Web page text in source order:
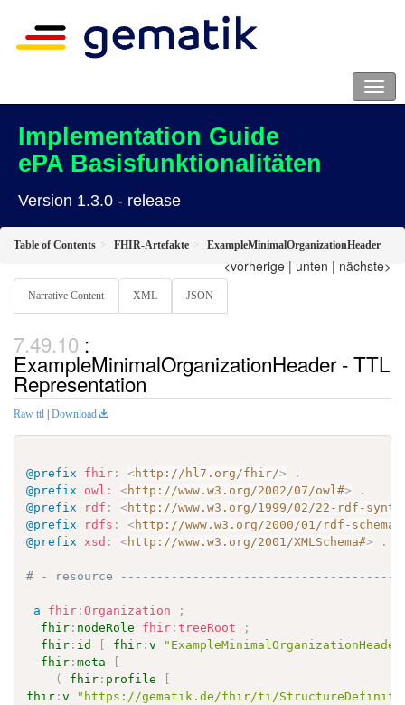
Implementation Guide
ePA Basisfunktionalitäten
Version 1.3.0 - release
Table of Contents FHIR-Artefakte ExampleMinimalOrganizationHeader
<vorherige | unten | nächste>
Narrative Content XML JSON
:
ExampleMinimalOrganizationHeader - TTL
Representation
Raw ttl | Download
@prefix fhir : <http://hl7.org/fhir/>
.
@prefix
owl : <http://www.w3.org/2002/07/owl#>
.
@prefix
rdf : <http://www.w3.org/1999/02/22-rdf-
@prefix
rdfs : <http://www.w3.org/2000/01/rdf-schema#
@prefix
xsd : <http://www.w3.org/2001/XMLSchema#> .
# - resource
a fhir :Organization
;
fhir : nodeRole fhir :treeRoot
;
fhir : id fhir :v
fhir :meta
(
fhir : profile
fhir :v
"https://gematik.de/fhir/ti/